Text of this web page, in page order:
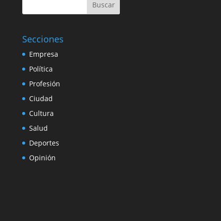
Buscar
Secciones
Empresa
Política
Profesión
Ciudad
Cultura
Salud
Deportes
Opinión